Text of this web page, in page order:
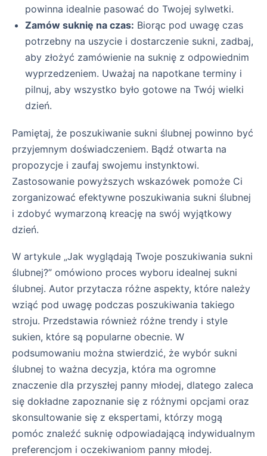
powinna idealnie pasować do Twojej sylwetki.
Zamów suknię na czas: Biorąc pod uwagę czas
potrzebny na uszycie i dostarczenie sukni, zadbaj,
aby złożyć zamówienie na suknię z odpowiednim
wyprzedzeniem. Uważaj na napotkane terminy i
pilnuj, aby wszystko było gotowe na Twój wielki
dzień.
Pamiętaj, że poszukiwanie sukni ślubnej powinno być
przyjemnym doświadczeniem. Bądź otwarta na
propozycje i zaufaj swojemu instynktowi.
Zastosowanie powyższych wskazówek pomoże Ci
zorganizować efektywne poszukiwania sukni ślubnej
i zdobyć wymarzoną kreację na swój wyjątkowy
dzień.
W artykule „Jak wyglądają Twoje poszukiwania sukni
ślubnej?” omówiono proces wyboru idealnej sukni
ślubnej. Autor przytacza różne aspekty, które należy
wziąć pod uwagę podczas poszukiwania takiego
stroju. Przedstawia również różne trendy i style
sukien, które są popularne obecnie. W
podsumowaniu można stwierdzić, że wybór sukni
ślubnej to ważna decyzja, która ma ogromne
znaczenie dla przyszłej panny młodej, dlatego zaleca
się dokładne zapoznanie się z różnymi opcjami oraz
skonsultowanie się z ekspertami, którzy mogą
pomóc znaleźć suknię odpowiadającą indywidualnym
preferencjom i oczekiwaniom panny młodej.